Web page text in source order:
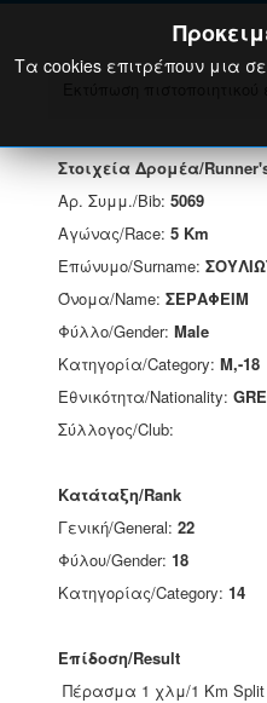
Στοιχεία Δρομέα/
Αρ. Συμμ./Bib: 5069
Αγώνας/Race: 5 Km
Επώνυμο/Surname:
Όνομα/Name: ΣΕΡΑΦΕΙΜ
Φύλλο/Gender: Male
Κατηγορία/Category: M,-18
Εθνικότητα/Nationality: GRE
Σύλλογος/Club:
Κατάταξη/Rank
Γενική/General: 22
Φύλου/Gender: 18
Κατηγορίας/Category: 14
Επίδοση/Result
Πέρασμα 1 χλμ/1 Km Split
Τα cookies επιτρέπουν μια